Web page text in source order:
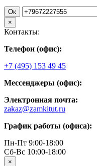
Ок
×
Контакты:
Телефон (офис):
+7 (495) 153 49 45
Мессенджеры (офис):
Электронная почта:
zakaz@zamkitut.ru
График работы (офиса):
Пн-Пт 9:00-18:00
Сб-Вс 10:00-18:00
×